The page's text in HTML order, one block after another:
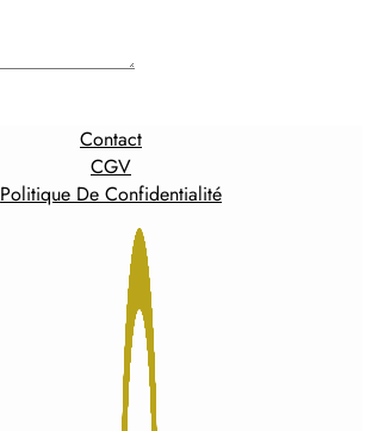
Contact
CGV
Politique De Confidentialité